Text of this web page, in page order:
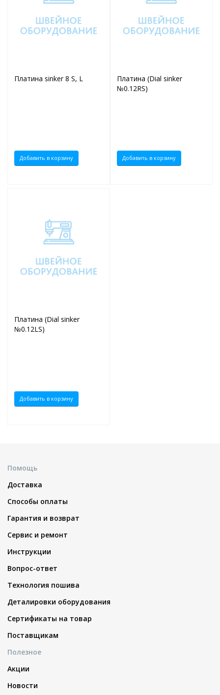
Платина sinker 8 S, L
Добавить в корзину
Платина (Dial sinker
№0.12RS)
Добавить в корзину
Платина (Dial sinker
№0.12LS)
Добавить в корзину
Помощь
Доставка
Способы оплаты
Гарантия и возврат
Сервис и ремонт
Инструкции
Вопрос-ответ
Технология пошива
Деталировки оборудования
Сертификаты на товар
Поставщикам
Полезное
Акции
Новости